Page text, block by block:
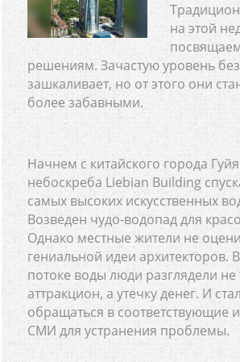
на этой
решениям. Зачастую уровень
зашкаливает, но от этого они
более забавными.
Начнем с китайского города
небоскреба Liebian Building
самых высоких искусственных
Возведен чудо-водопад для
Однако местные жители не
гениальной идеи архитекторов.
потоке воды люди разглядели не
аттракцион, а утечку денег. И
обращаться в соответствующие
СМИ для устранения проблемы.